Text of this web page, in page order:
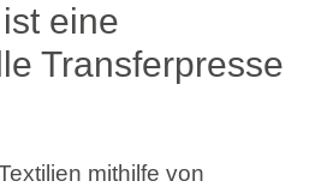
eine
Transferpresse
mithilfe von